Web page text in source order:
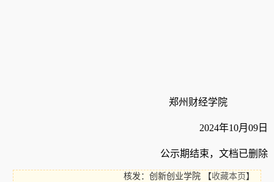
郑州财经学院
2024年10月09日
公示期结束，文档已删除
核发：创新创业学院 【收藏本页 】